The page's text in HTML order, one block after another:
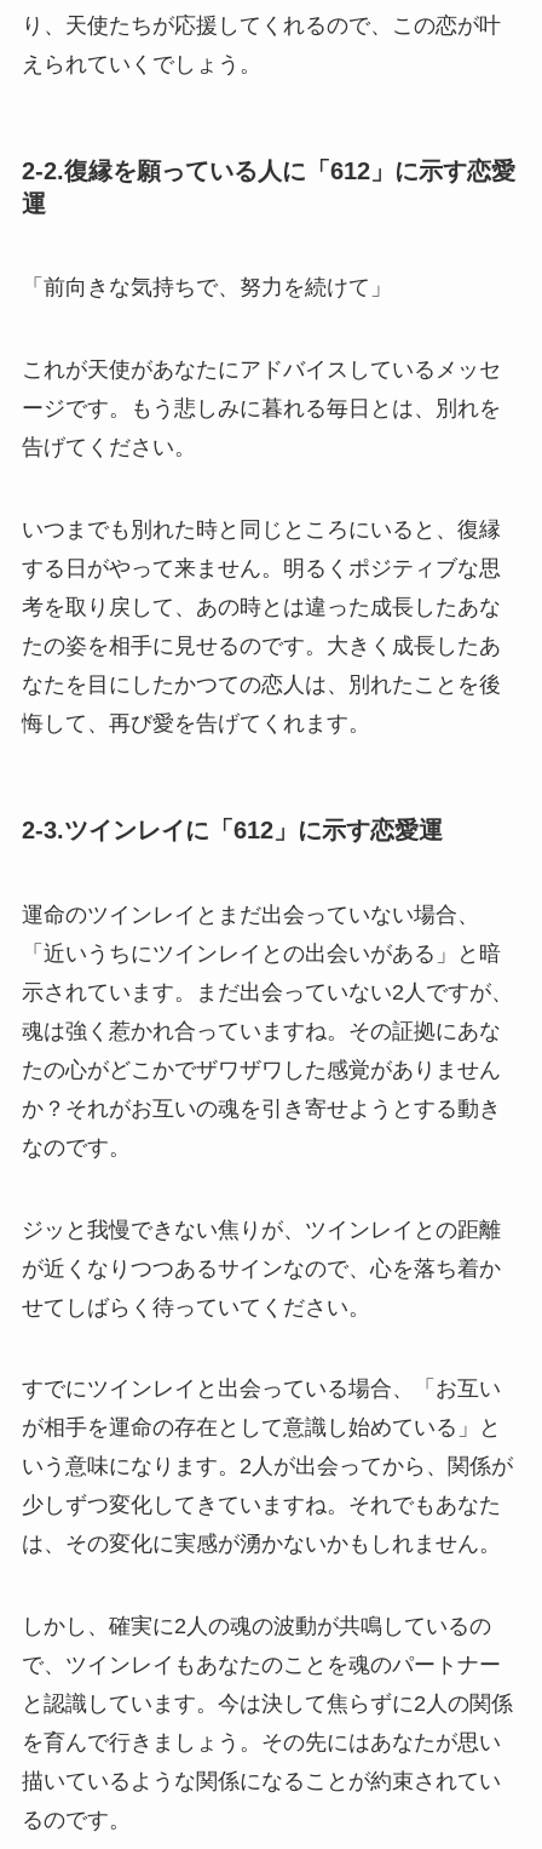
り、天使たちが応援してくれるので、この恋が叶
えられていくでしょう。
2-2.復縁を願っている人に「612」に示す恋愛
運
「前向きな気持ちで、努力を続けて」
これが天使があなたにアドバイスしているメッセ
ージです。もう悲しみに暮れる毎日とは、別れを
告げてください。
いつまでも別れた時と同じところにいると、復縁
する日がやって来ません。明るくポジティブな思
考を取り戻して、あの時とは違った成長したあな
たの姿を相手に見せるのです。大きく成長したあ
なたを目にしたかつての恋人は、別れたことを後
悔して、再び愛を告げてくれます。
2-3.ツインレイに「612」に示す恋愛運
運命のツインレイとまだ出会っていない場合、
「近いうちにツインレイとの出会いがある」と暗
示されています。まだ出会っていない2人ですが、
魂は強く惹かれ合っていますね。その証拠にあな
たの心がどこかでザワザワした感覚がありません
か？それがお互いの魂を引き寄せようとする動き
なのです。
ジッと我慢できない焦りが、ツインレイとの距離
が近くなりつつあるサインなので、心を落ち着か
せてしばらく待っていてください。
すでにツインレイと出会っている場合、「お互い
が相手を運命の存在として意識し始めている」と
いう意味になります。2人が出会ってから、関係が
少しずつ変化してきていますね。それでもあなた
は、その変化に実感が湧かないかもしれません。
しかし、確実に2人の魂の波動が共鳴しているの
で、ツインレイもあなたのことを魂のパートナー
と認識しています。今は決して焦らずに2人の関係
を育んで行きましょう。その先にはあなたが思い
描いているような関係になることが約束されてい
るのです。